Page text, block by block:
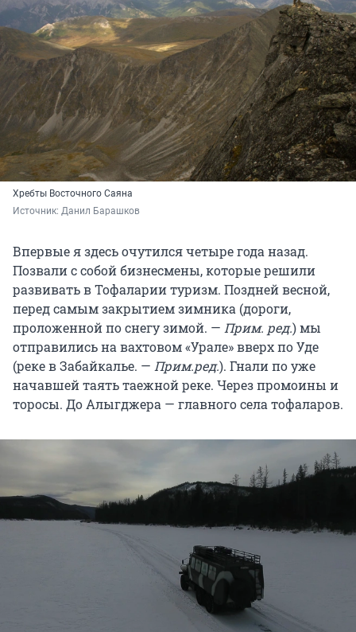
Хребты Восточного Саяна
Источник: Данил Барашков
Впервые я здесь очутился четыре года назад.
Позвали с собой бизнесмены, которые решили
развивать в Тофаларии туризм. Поздней весной,
перед самым закрытием зимника (дороги,
проложенной по снегу зимой. — Прим. ред.) мы
отправились на вахтовом «Урале» вверх по Уде
(реке в Забайкалье. — Прим.ред.). Гнали по уже
начавшей таять таежной реке. Через промоины и
торосы. До Алыгджера — главного села тофаларов.